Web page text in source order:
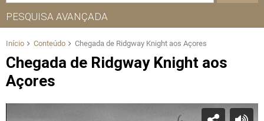
PESQUISA AVANÇADA
Início Conteúdo Chegada de Ridgway Knight aos Açores
Chegada de Ridgway Knight aos
Açores